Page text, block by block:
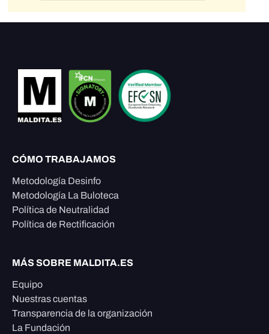
CÓMO TRABAJAMOS
Metodología Desinfo
Metodología La Buloteca
Política de Neutralidad
Política de Rectificación
MÁS SOBRE MALDITA.ES
Equipo
Nuestras cuentas
Transparencia de la organización
La Fundación